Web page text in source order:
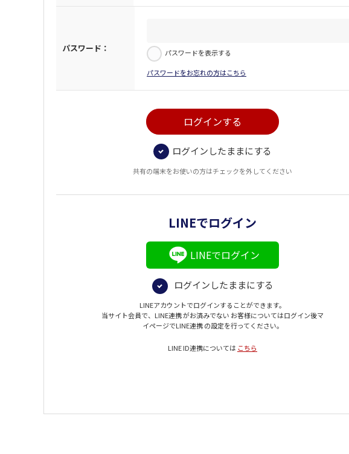
パスワード： パスワードを表示する
パスワードをお忘れの方はこちら
ログインしたままにする
共有の端末をお使いの方はチェックを外してください
LINEでログイン
LINEでログイン
ログインしたままにする
LINEアカウントでログインすることができます。
当サイト会員で、LINE連携 がお済みでない お客様についてはログイン後マ
イページでLINE連携 の設定を行ってください。
LINE ID連携については こちら